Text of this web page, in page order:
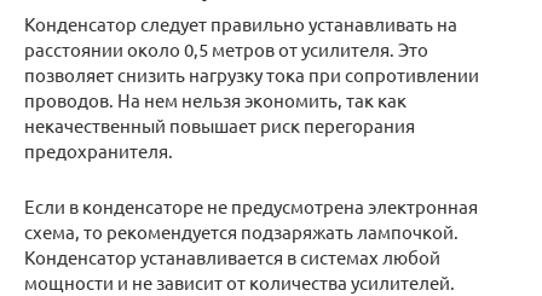
Конденсатор следует правильно устанавливать на
расстоянии около 0,5 метров от усилителя. Это
позволяет снизить нагрузку тока при сопротивлении
проводов. На нем нельзя экономить, так как
некачественный повышает риск перегорания
предохранителя.
Если в конденсаторе не предусмотрена электронная
схема, то рекомендуется подзаряжать лампочкой.
Конденсатор устанавливается в системах любой
мощности и не зависит от количества усилителей.